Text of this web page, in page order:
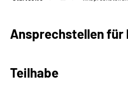
Rente
Ansprechstellen für
Teilhabe